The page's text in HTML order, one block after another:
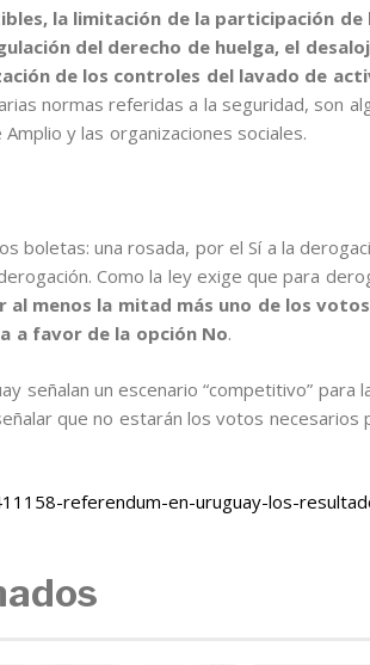
la limitación de la participación de
del derecho de huelga, el
de los controles del lavado de
normas referidas a la seguridad, son
y las organizaciones sociales.
boletas: una rosada, por el Sí a la
Como la ley exige que para
al menos la mitad más uno de los
a favor de la opción No.
señalan un escenario “competitivo” para
que no estarán los votos necesarios
referendum-en-uruguay-los-